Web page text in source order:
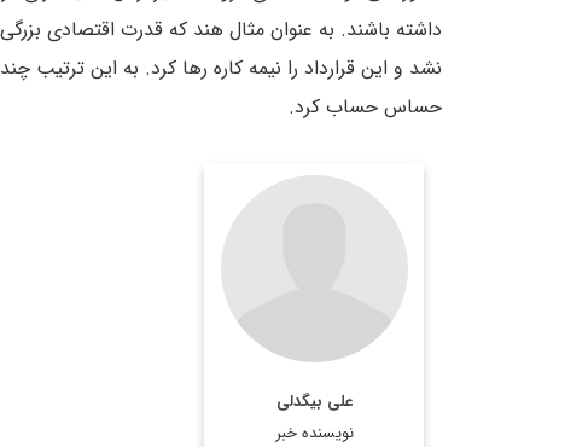
داشته باشند. به عنوان مثال هند که قدرت اقتصادی
نشد و این قرارداد را نیمه کاره رها کرد. به این ترتیب
حساس حساب کرد.
علی بیگدلی
نویسنده خبر